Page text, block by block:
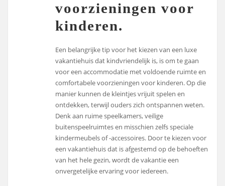
voorzieningen voor
kinderen.
Een belangrijke tip voor het kiezen van een luxe
vakantiehuis dat kindvriendelijk is, is om te gaan
voor een accommodatie met voldoende ruimte en
comfortabele voorzieningen voor kinderen. Op die
manier kunnen de kleintjes vrijuit spelen en
ontdekken, terwijl ouders zich ontspannen weten.
Denk aan ruime speelkamers, veilige
buitenspeelruimtes en misschien zelfs speciale
kindermeubels of -accessoires. Door te kiezen voor
een vakantiehuis dat is afgestemd op de behoeften
van het hele gezin, wordt de vakantie een
onvergetelijke ervaring voor iedereen.